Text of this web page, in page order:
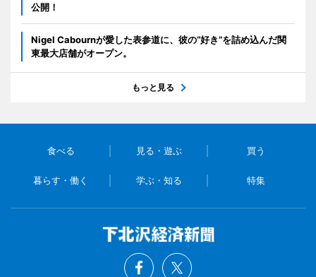
公開！
Nigel Cabournが愛した表参道に、彼の“好き”を詰め込んだ関
東最大店舗がオープン。
もっと見る
食べる 見る・遊ぶ 買う
暮らす・働く 学ぶ・知る 特集